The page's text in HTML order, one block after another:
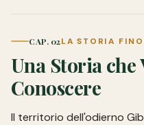
CAP. 02LA STORIA
Una Storia che
Conoscere
Il territorio dell'odierno